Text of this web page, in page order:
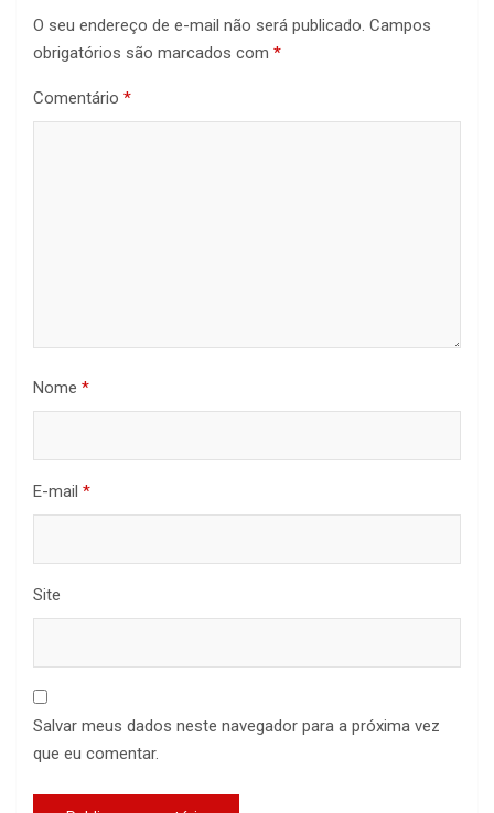
O seu endereço de e-mail não será publicado. Campos
obrigatórios são marcados com *
Comentário *
Nome *
E-mail *
Site
Salvar meus dados neste navegador para a próxima vez
que eu comentar.